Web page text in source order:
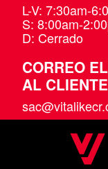
L-V: 7:30am-
S: 8:00am-
D: Cerrado
CORREO
AL CLIENTE